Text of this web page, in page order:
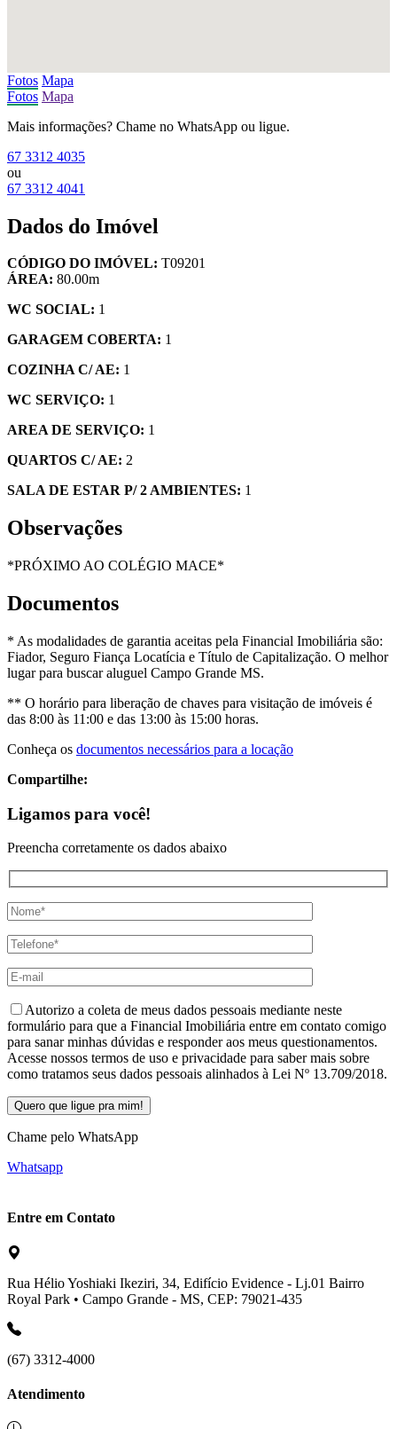
Fotos Mapa
Fotos Mapa
Mais informações? Chame no WhatsApp ou ligue.
67 3312 4035
ou
67 3312 4041
Dados do Imóvel
CÓDIGO DO IMÓVEL: T09201
ÁREA: 80.00m
WC SOCIAL: 1
GARAGEM COBERTA: 1
COZINHA C/ AE: 1
WC SERVIÇO: 1
AREA DE SERVIÇO: 1
QUARTOS C/ AE: 2
SALA DE ESTAR P/ 2 AMBIENTES: 1
Observações
*PRÓXIMO AO COLÉGIO MACE*
Documentos
* As modalidades de garantia aceitas pela Financial Imobiliária são:
Fiador, Seguro Fiança Locatícia e Título de Capitalização. O melhor
lugar para buscar aluguel Campo Grande MS.
** O horário para liberação de chaves para visitação de imóveis é
das 8:00 às 11:00 e das 13:00 às 15:00 horas.
Conheça os documentos necessários para a locação
Compartilhe:
Ligamos para você!
Preencha corretamente os dados abaixo
Autorizo a coleta de meus dados pessoais mediante neste
formulário para que a Financial Imobiliária entre em contato comigo
para sanar minhas dúvidas e responder aos meus questionamentos.
Acesse nossos termos de uso e privacidade para saber mais sobre
como tratamos seus dados pessoais alinhados à Lei Nº 13.709/2018.
Chame pelo WhatsApp
Whatsapp
Entre em Contato
Rua Hélio Yoshiaki Ikeziri, 34, Edifício Evidence - Lj.01 Bairro
Royal Park • Campo Grande - MS, CEP: 79021-435
(67) 3312-4000
Atendimento